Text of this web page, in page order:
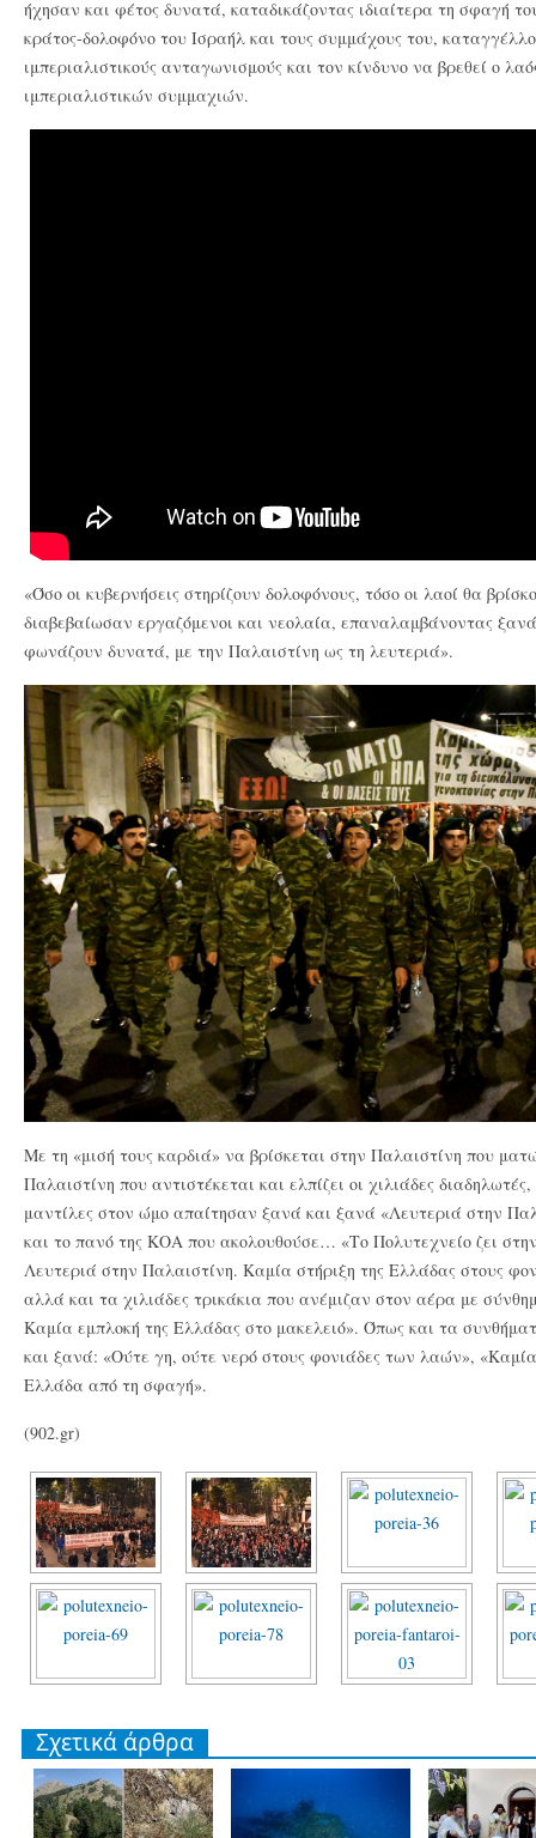
ήχησαν και φέτος δυνατά, καταδικάζοντας ιδιαίτερα τη σφαγή
κράτος-δολοφόνο του Ισραήλ και τους συμμάχους του,
ιμπεριαλιστικούς ανταγωνισμούς και τον κίνδυνο να βρεθεί ο
ιμπεριαλιστικών συμμαχιών.
«Όσο οι κυβερνήσεις στηρίζουν δολοφόνους, τόσο οι λαοί θα
διαβεβαίωσαν εργαζόμενοι και νεολαία, επαναλαμβάνοντας
φωνάζουν δυνατά, με την Παλαιστίνη ως τη λευτεριά».
Με τη «μισή τους καρδιά» να βρίσκεται στην Παλαιστίνη που
Παλαιστίνη που αντιστέκεται και ελπίζει οι χιλιάδες
μαντίλες στον ώμο απαίτησαν ξανά και ξανά «Λευτεριά στην
και το πανό της ΚΟΑ που ακολουθούσε… «Το Πολυτεχνείο ζει
Λευτεριά στην Παλαιστίνη. Καμία στήριξη της Ελλάδας στους
αλλά και τα χιλιάδες τρικάκια που ανέμιζαν στον αέρα με
Καμία εμπλοκή της Ελλάδας στο μακελειό». Όπως και τα
και ξανά: «Ούτε γη, ούτε νερό στους φονιάδες των λαών»,
Ελλάδα από τη σφαγή».
(902.gr)
Σχετικά άρθρα